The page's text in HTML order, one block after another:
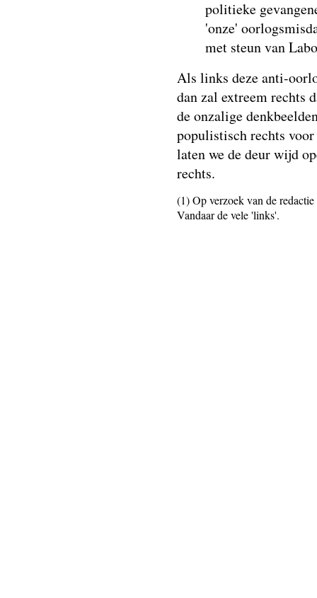
politieke
'onze'
met steun van
Als links deze anti-
dan zal extreem rechts
de onzalige
populistisch rechts
laten we de deur wijd
rechts.
(1) Op verzoek van de
Vandaar de vele 'links'.